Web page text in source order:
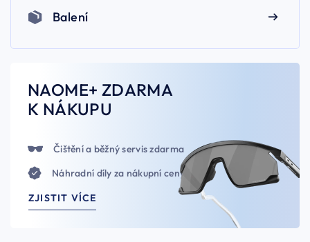
Balení
NAOME+ ZDARMA
K NÁKUPU
Čištění a běžný servis zdarma
Náhradní díly za nákupní ceny
ZJISTIT VÍCE